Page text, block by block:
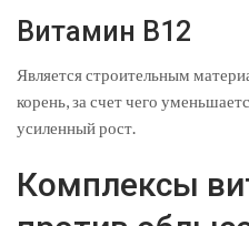
Витамин В12
Является строительным
корень, за счет чего
усиленный рост.
Комплексы